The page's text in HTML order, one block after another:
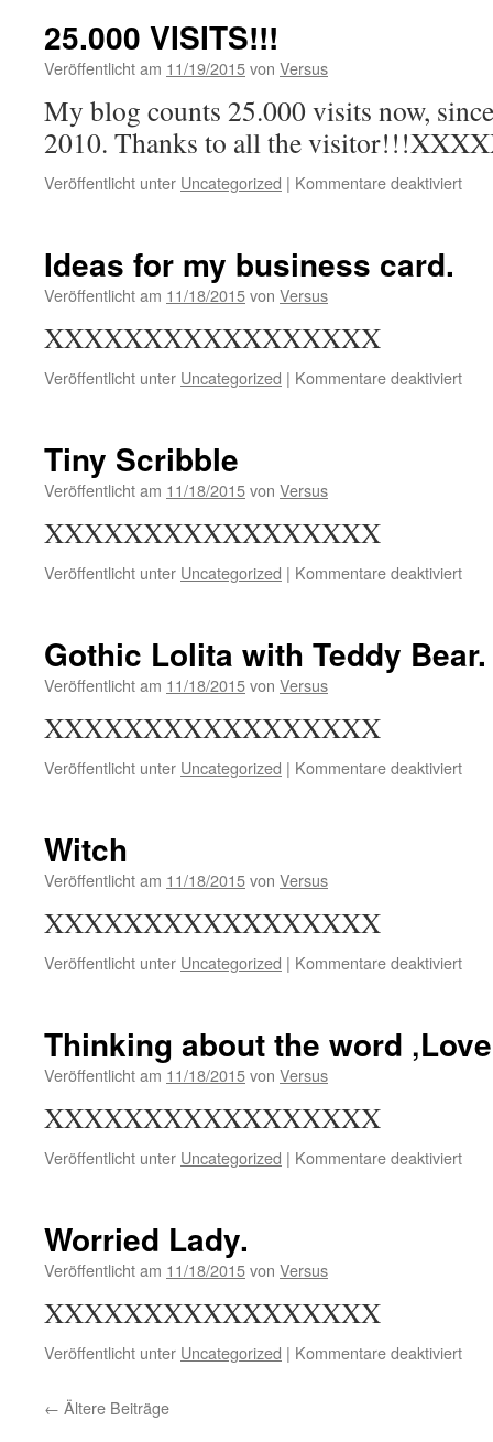
25.000 VISITS!!!
Veröffentlicht am 11/19/2015von Versus
My blog counts 25.000 visits now,
2010. Thanks to all the
Veröffentlicht unter Uncategorized | Kommentare deaktiviertfür
Ideas for my business card.
Veröffentlicht am 11/18/2015von Versus
XXXXXXXXXXXXXXXXX
Veröffentlicht unter Uncategorized | Kommentare deaktiviertfür
Tiny Scribble
Veröffentlicht am 11/18/2015von Versus
XXXXXXXXXXXXXXXXX
Veröffentlicht unter Uncategorized | Kommentare deaktiviertfür
Gothic Lolita with Teddy Bear.
Veröffentlicht am 11/18/2015von Versus
XXXXXXXXXXXXXXXXX
Veröffentlicht unter Uncategorized | Kommentare deaktiviertfür
Witch
Veröffentlicht am 11/18/2015von Versus
XXXXXXXXXXXXXXXXX
Veröffentlicht unter Uncategorized | Kommentare deaktiviertfür
Thinking about the word
Veröffentlicht am 11/18/2015von Versus
XXXXXXXXXXXXXXXXX
Veröffentlicht unter Uncategorized | Kommentare deaktiviertfür
Worried Lady.
Veröffentlicht am 11/18/2015von Versus
XXXXXXXXXXXXXXXXX
Veröffentlicht unter Uncategorized | Kommentare deaktiviertfür
← Ältere Beiträge